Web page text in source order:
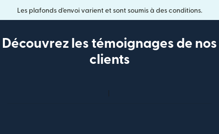
Les plafonds d'envoi varient et sont soumis à des conditions.
Découvrez les témoignages de nos
clients